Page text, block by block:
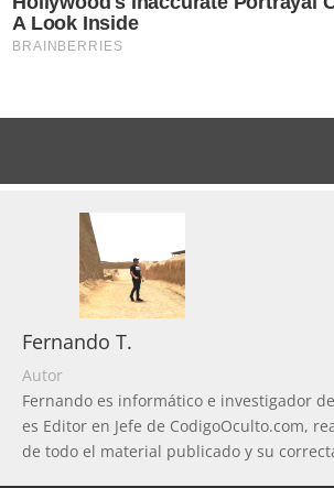
Fernando T.
Autor
Fernando es informático e investigador
es Editor en Jefe de CodigoOculto.com,
de todo el material publicado y su